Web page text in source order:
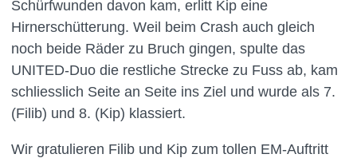
Schürfwunden davon kam, erlitt Kip eine
Hirnerschütterung. Weil beim Crash auch gleich
noch beide Räder zu Bruch gingen, spulte das
UNITED-Duo die restliche Strecke zu Fuss ab, kam
schliesslich Seite an Seite ins Ziel und wurde als 7.
(Filib) und 8. (Kip) klassiert.
Wir gratulieren Filib und Kip zum tollen EM-Auftritt